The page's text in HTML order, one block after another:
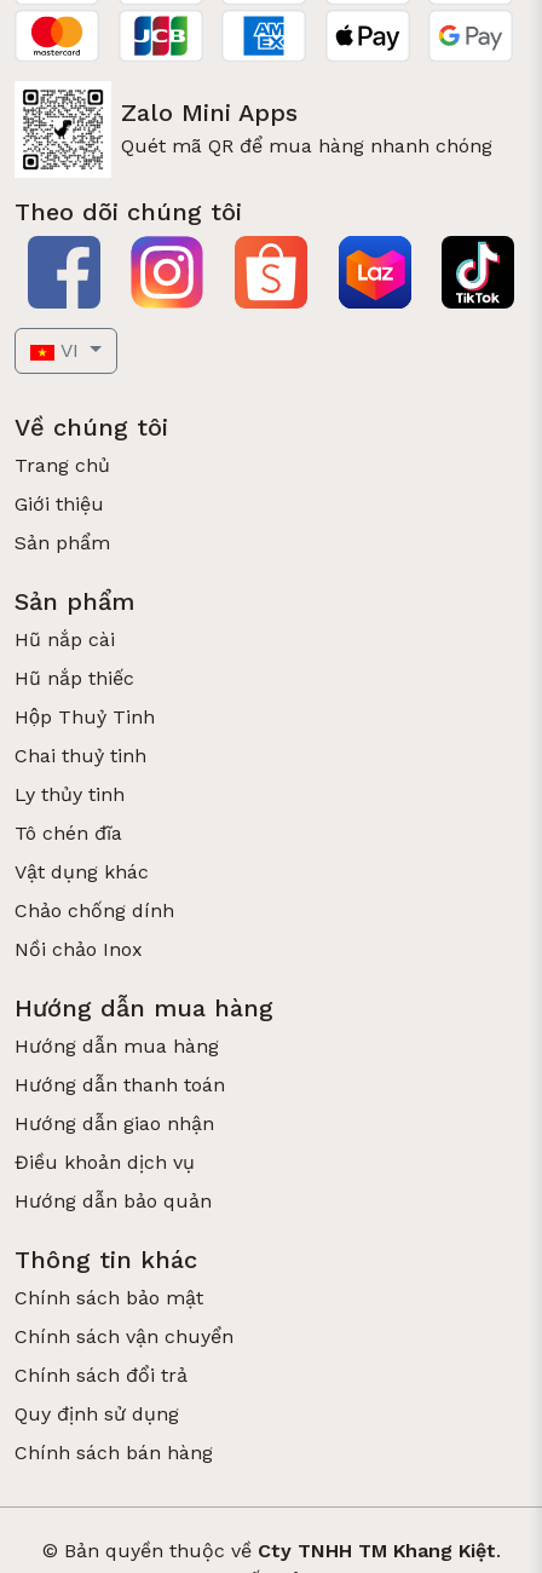
Zalo Mini Apps
Quét mã QR để mua hàng nhanh chóng
Theo dõi chúng tôi
VI
Về chúng tôi
Trang chủ
Giới thiệu
Sản phẩm
Sản phẩm
Hũ nắp cài
Hũ nắp thiếc
Hộp Thuỷ Tinh
Chai thuỷ tinh
Ly thủy tinh
Tô chén đĩa
Vật dụng khác
Chảo chống dính
Nồi chảo Inox
Hướng dẫn mua hàng
Hướng dẫn mua hàng
Hướng dẫn thanh toán
Hướng dẫn giao nhận
Điều khoản dịch vụ
Hướng dẫn bảo quản
Thông tin khác
Chính sách bảo mật
Chính sách vận chuyển
Chính sách đổi trả
Quy định sử dụng
Chính sách bán hàng
© Bản quyền thuộc về Cty TNHH TM Khang Kiệt.